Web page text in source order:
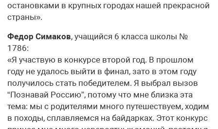
остановками в крупных городах нашей прекрасной
страны».
Федор Симаков, учащийся 6 класса школы №
1786:
«Я участвую в конкурсе второй год. В прошлом
году не удалось выйти в финал, зато в этом году
получилось стать победителем. Я выбрал вызов
“Познавай Россию”, потому что мне близка эта
тема: мы с родителями много путешествуем, ходим
в походы, сплавляемся на байдарках. Этот конкурс